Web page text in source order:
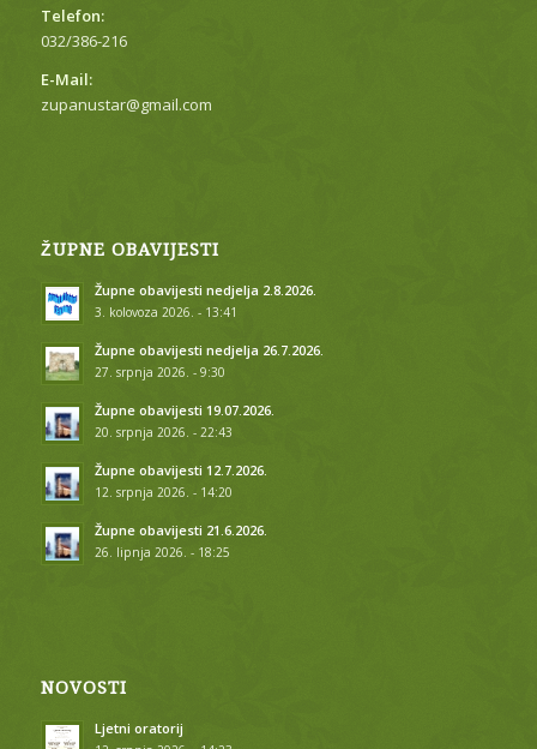
Telefon:
032/386-216
E-Mail:
zupanustar@gmail.com
ŽUPNE OBAVIJESTI
Župne obavijesti nedjelja 2.8.2026.
3. kolovoza 2026. - 13:41
Župne obavijesti nedjelja 26.7.2026.
27. srpnja 2026. - 9:30
Župne obavijesti 19.07.2026.
20. srpnja 2026. - 22:43
Župne obavijesti 12.7.2026.
12. srpnja 2026. - 14:20
Župne obavijesti 21.6.2026.
26. lipnja 2026. - 18:25
NOVOSTI
Ljetni oratorij